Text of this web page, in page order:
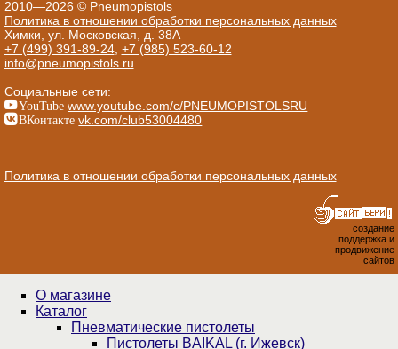
2010—2026 © Pneumopistols
Политика в отношении обработки персональных данных
Химки, ул. Московская, д. 38А
+7 (499) 391-89-24, +7 (985) 523-60-12
info@pneumopistols.ru
Социальные сети:
YouTube www.youtube.com/c/PNEUMOPISTOLSRU
ВКонтакте vk.com/club53004480
Политика в отношении обработки персональных данных
создание
поддержка и
продвижение
сайтов
О магазине
Каталог
Пнев­ма­ти­чес­кие пистолеты
Пистолеты BAIKAL (г. Ижевск)